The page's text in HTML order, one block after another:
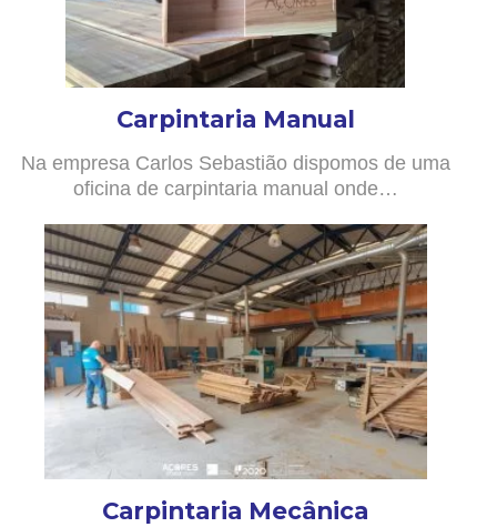
Carpintaria Manual
Na empresa Carlos Sebastião dispomos de uma
oficina de carpintaria manual onde…
Carpintaria Mecânica